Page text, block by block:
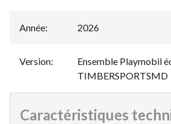
Année: 2026
Version:
Ensemble Playmobil
TIMBERSPORTSMD
Caractéristiques